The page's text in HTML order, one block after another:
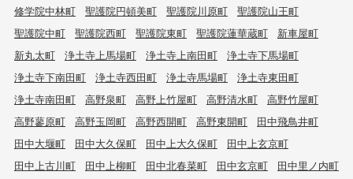
修学院中林町
聖護院円頓美町 聖護院川原町
聖護院山王町
聖護院中町
聖護院西町 聖護院東町 聖護院蓮華蔵町
新車屋町
新丸太町
浄土寺上馬場町 浄土寺上南田町
浄土寺下馬場町
浄土寺下南田町
浄土寺西田町 浄土寺馬場町
浄土寺東田町
浄土寺南田町
高野泉町 高野上竹屋町 高野清水町
高野竹屋町
高野蓼原町
高野玉岡町 高野西開町 高野東開町
田中飛鳥井町
田中大堰町
田中大久保町 田中上大久保町
田中上玄京町
田中上古川町
田中上柳町 田中北春菜町 田中玄京町
田中里ノ内町